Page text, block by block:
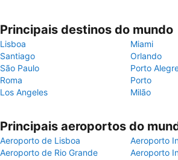
Principais destinos do mundo
Lisboa
Miami
Santiago
Orlando
São Paulo
Porto
Roma
Porto
Los Angeles
Milão
Principais aeroportos do
Aeroporto de Lisboa
Aeroporto
Aeroporto de Rio Grande
Aeroporto